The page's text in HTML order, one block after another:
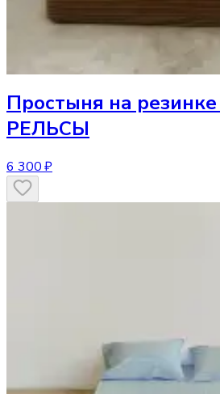
Простыня на
РЕЛЬСЫ
6 300 ₽